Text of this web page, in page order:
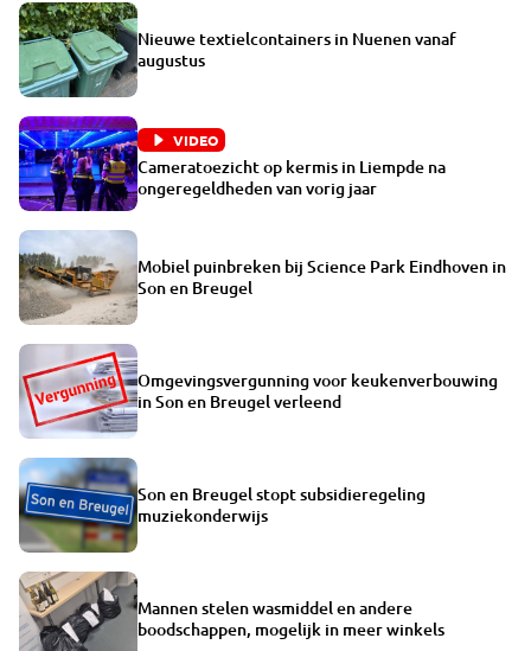
Nieuwe textielcontainers in Nuenen vanaf
augustus
VIDEO
Cameratoezicht op kermis in Liempde na
ongeregeldheden van vorig jaar
Mobiel puinbreken bij Science Park Eindhoven in
Son en Breugel
Omgevingsvergunning voor keukenverbouwing
in Son en Breugel verleend
Son en Breugel stopt subsidieregeling
muziekonderwijs
Mannen stelen wasmiddel en andere
boodschappen, mogelijk in meer winkels